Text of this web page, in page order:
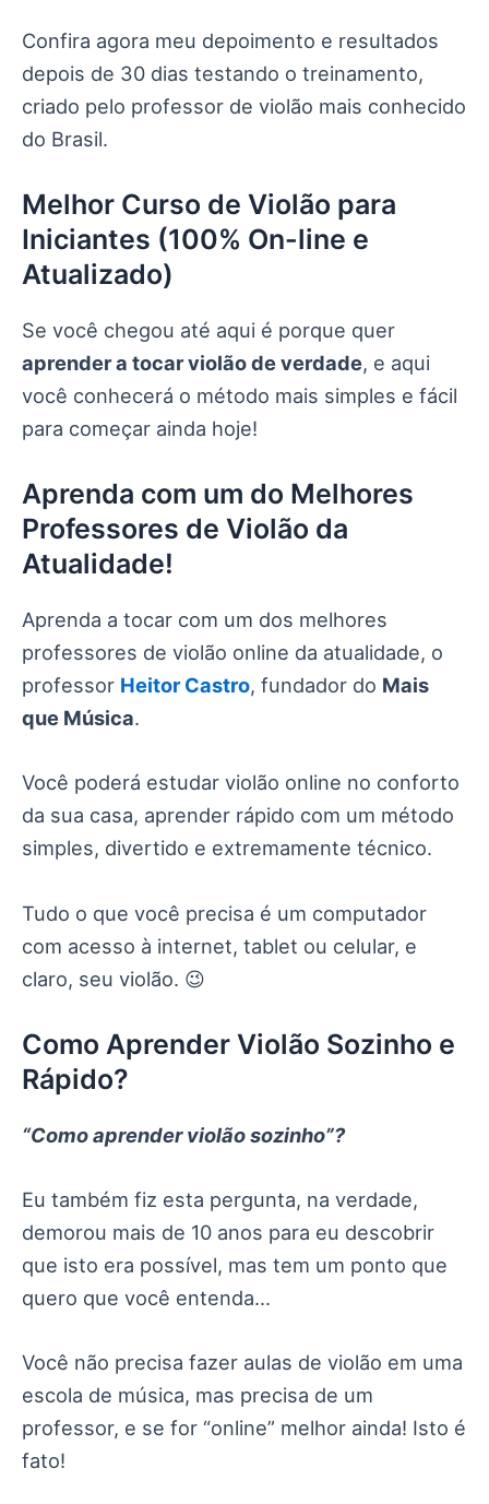
Confira agora meu depoimento e resultados
depois de 30 dias testando o treinamento,
criado pelo professor de violão mais conhecido
do Brasil.
Melhor Curso de Violão para
Iniciantes (100% On-line e
Atualizado)
Se você chegou até aqui é porque quer
aprender a tocar violão de verdade, e aqui
você conhecerá o método mais simples e fácil
para começar ainda hoje!
Aprenda com um do Melhores
Professores de Violão da
Atualidade!
Aprenda a tocar com um dos melhores
professores de violão online da atualidade, o
professor Heitor Castro, fundador do Mais
que Música.
Você poderá estudar violão online no conforto
da sua casa, aprender rápido com um método
simples, divertido e extremamente técnico.
Tudo o que você precisa é um computador
com acesso à internet, tablet ou celular, e
claro, seu violão. 😉
Como Aprender Violão Sozinho e
Rápido?
“Como aprender violão sozinho”?
Eu também fiz esta pergunta, na verdade,
demorou mais de 10 anos para eu descobrir
que isto era possível, mas tem um ponto que
quero que você entenda…
Você não precisa fazer aulas de violão em uma
escola de música, mas precisa de um
professor, e se for “online” melhor ainda! Isto é
fato!